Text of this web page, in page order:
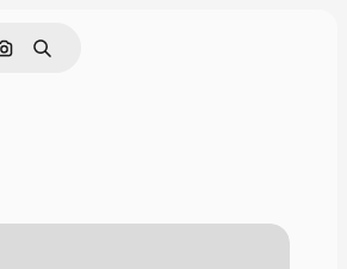
Поиск по изображению
Поиск